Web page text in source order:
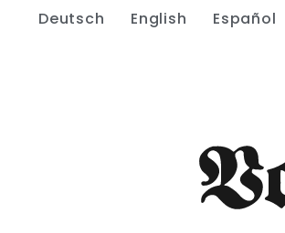
Deutsch English Español